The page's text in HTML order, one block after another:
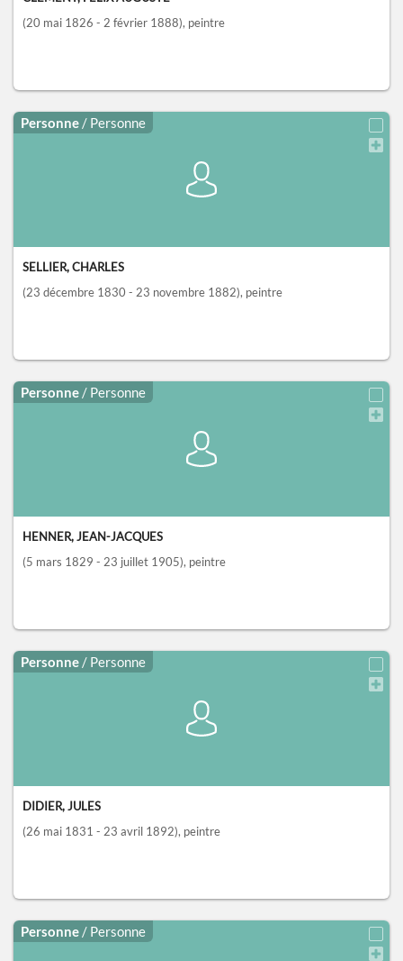
(20 mai 1826 - 2 février 1888), peintre
Personne / Personne
SELLIER, CHARLES
(23 décembre 1830 - 23 novembre 1882), peintre
Personne / Personne
HENNER, JEAN-JACQUES
(5 mars 1829 - 23 juillet 1905), peintre
Personne / Personne
DIDIER, JULES
(26 mai 1831 - 23 avril 1892), peintre
Personne / Personne